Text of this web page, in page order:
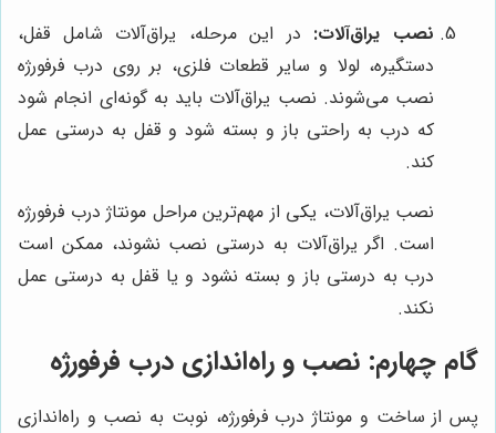
نصب یراق‌آلات: در این مرحله، یراق‌آلات شامل قفل،
دستگیره، لولا و سایر قطعات فلزی، بر روی درب فرفورژه
نصب می‌شوند. نصب یراق‌آلات باید به گونه‌ای انجام شود
که درب به راحتی باز و بسته شود و قفل به درستی عمل
کند.
نصب یراق‌آلات، یکی از مهم‌ترین مراحل مونتاژ درب فرفورژه
است. اگر یراق‌آلات به درستی نصب نشوند، ممکن است
درب به درستی باز و بسته نشود و یا قفل به درستی عمل
نکند.
گام چهارم: نصب و راه‌اندازی درب فرفورژه
پس از ساخت و مونتاژ درب فرفورژه، نوبت به نصب و راه‌اندازی